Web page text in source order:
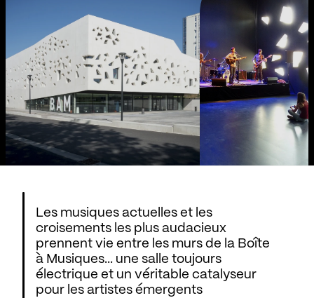
Les musiques actuelles et les
croisements les plus audacieux
prennent vie entre les murs de la Boîte
à Musiques... une salle toujours
électrique et un véritable catalyseur
pour les artistes émergents